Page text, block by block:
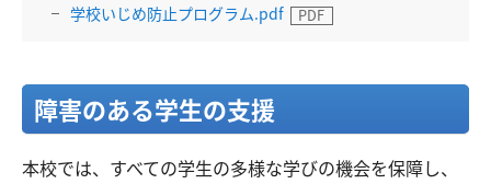
学校いじめ防止プログラム.pdf
障害のある学生の支援
本校では、すべての学生の多様な学びの機会を保障し、